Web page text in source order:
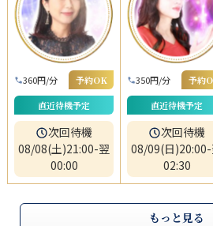
360円/分
予約OK
直近待機予定
次回待機
08/08(土)21:00-翌
00:00
350円/分
予約
直近待機予定
次回待機
08/09(日)20:00-
02:30
もっと見る